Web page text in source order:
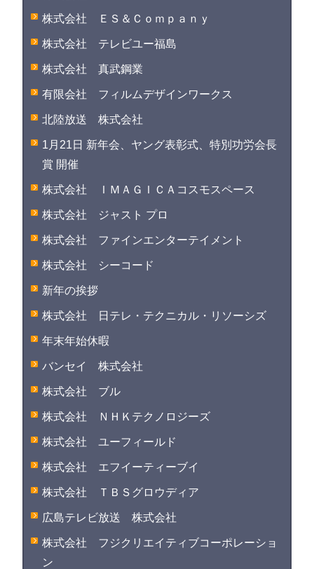
株式会社 ＥＳ＆Ｃｏｍｐａｎｙ
株式会社 テレビユー福島
株式会社 真武鋼業
有限会社 フィルムデザインワークス
北陸放送 株式会社
1月21日 新年会、ヤング表彰式、特別功労会長
賞 開催
株式会社 ＩＭＡＧＩＣＡコスモスペース
株式会社 ジャスト プロ
株式会社 ファインエンターテイメント
株式会社 シーコード
新年の挨拶
株式会社 日テレ・テクニカル・リソーシズ
年末年始休暇
バンセイ 株式会社
株式会社 ブル
株式会社 ＮＨＫテクノロジーズ
株式会社 ユーフィールド
株式会社 エフイーティーブイ
株式会社 ＴＢＳグロウディア
広島テレビ放送 株式会社
株式会社 フジクリエイティブコーポレーショ
ン